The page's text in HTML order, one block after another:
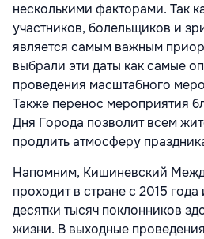
несколькими факторами. Так
участников, болельщиков и
является самым важным
выбрали эти даты как самые
проведения масштабного
Также перенос мероприятия
Дня Города позволит всем
продлить атмосферу
Напомним, Кишиневский
проходит в стране с 2015
десятки тысяч поклонников
жизни. В выходные